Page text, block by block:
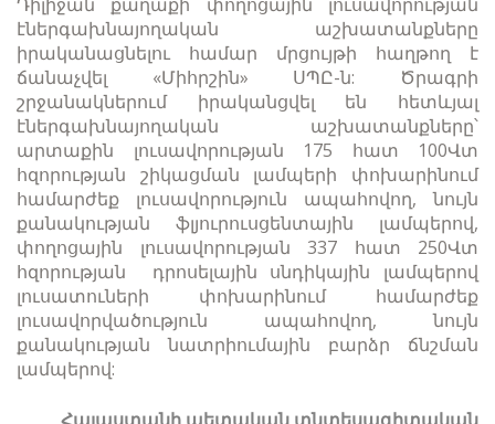
էներգախնայողական աշխատանքները
իրականացնելու համար մրցույթի հաղթող է
ճանաչվել «Միհրշին» ՍՊԸ-ն: Ծրագրի
շրջանակներում իրականցվել են հետևյալ
էներգախնայողական աշխատանքները՝
արտաքին լուսավորության 175 հատ 100Վտ
հզորության շիկացման լամպերի փոխարինում
համարժեք լուսավորություն ապահովող, նույն
քանակության ֆլյուրուսցենտային լամպերով,
փողոցային լուսավորության 337 հատ 250Վտ
հզորության դրոսելային սնդիկային լամպերով
լուսատուների փոխարինում համարժեք
լուսավորվածություն ապահովող, նույն
քանակության նատրիումային բարձր ճնշման
լամպերով: